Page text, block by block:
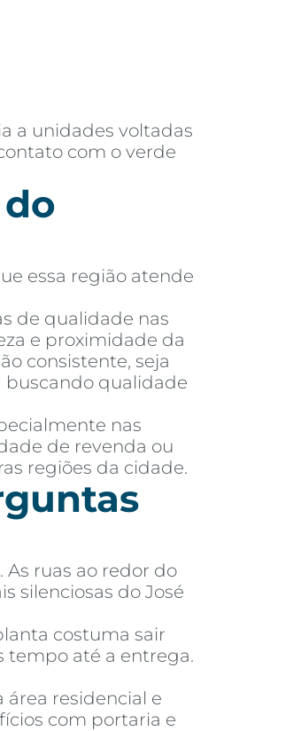
a unidades voltadas
com o verde
essa região atende
de qualidade nas
e proximidade da
consistente, seja
buscando qualidade
nas
de revenda ou
regiões da cidade.
As ruas ao redor do
silenciosas do José
costuma sair
tempo até a entrega.
residencial e
com portaria e